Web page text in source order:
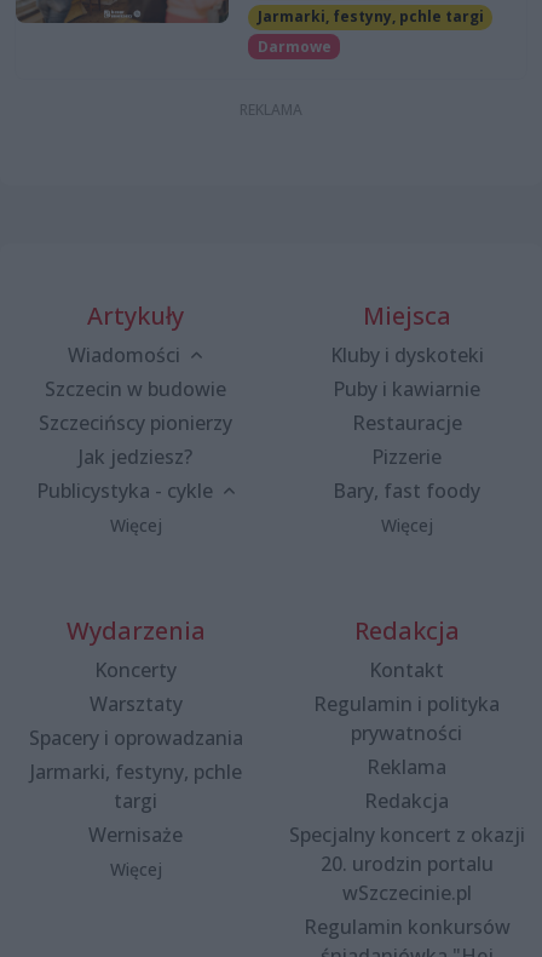
Jarmarki, festyny, pchle targi
Darmowe
Artykuły
Wiadomości
Szczecin w budowie
Szczecińscy pionierzy
Jak jedziesz?
Publicystyka - cykle
Więcej
Miejsca
Kluby i dyskoteki
Puby i kawiarnie
Restauracje
Pizzerie
Bary, fast foody
Więcej
Wydarzenia
Koncerty
Warsztaty
Spacery i oprowadzania
Jarmarki, festyny, pchle
targi
Wernisaże
Więcej
Redakcja
Kontakt
Regulamin i polityka
prywatności
Reklama
Redakcja
Specjalny koncert z okazji
20. urodzin portalu
wSzczecinie.pl
Regulamin konkursów